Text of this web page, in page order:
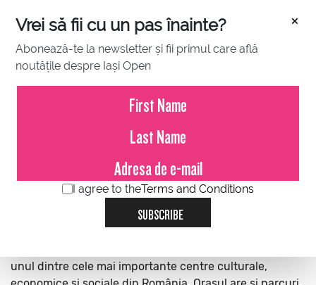
×
Vrei să fii cu un pas înainte?
Abonează-te la newsletter și fii primul care află
noutățile despre Iași Open
I agree to theTerms and Conditions
SUBSCRIBE
BAZA SPORTIVĂ
Iași este un oraș situat în regiunea de nord-est a
României. Este al doilea oraș ca mărime din țară și este
cunoscut pentru istoria sa bogată, moștenirea culturală
unul dintre cele mai importante centre culturale,